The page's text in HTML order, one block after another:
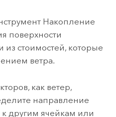
Накопление
поверхности
из стоимостей, которые
ветра.
как ветер,
направление
другим ячейкам или